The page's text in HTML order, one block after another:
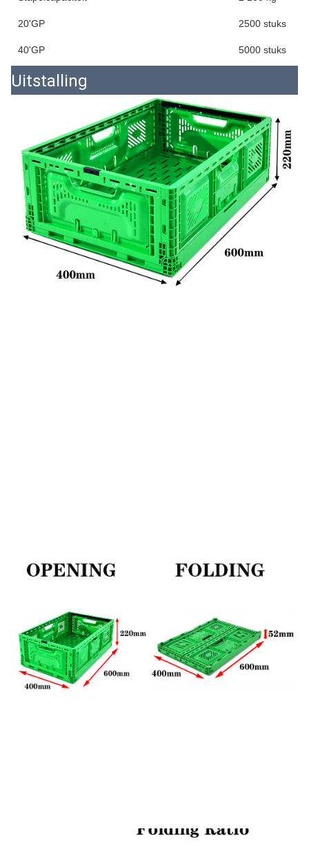
20'GP 2500 stuks
40'GP 5000 stuks
Uitstalling